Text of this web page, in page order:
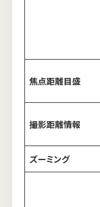
焦点距離目盛
撮影距離情報
ズーミング